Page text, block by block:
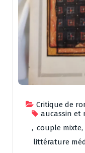
Critique de
aucassin et
, couple mixte,
littérature